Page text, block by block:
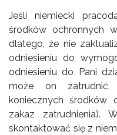
Jeśli niemiecki
środków ochronnych
dlatego, że nie
odniesieniu do
odniesieniu do Pani
może on zatrudnić
koniecznych środków
zakaz zatrudnienia).
skontaktować się z